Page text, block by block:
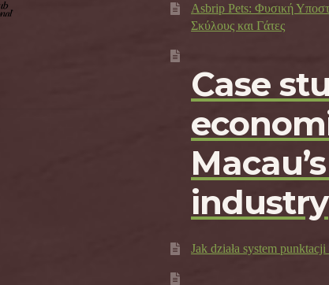
Asbrip Pets: Φυσική
Σκύλους και Γάτες
Case
industry
Jak działa system